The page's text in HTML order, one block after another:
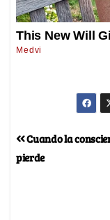
Cuando la
pierde